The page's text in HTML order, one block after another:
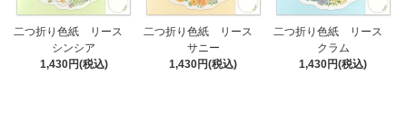
二つ折り色紙 リース
シンシア
1,430円(税込)
二つ折り色紙 リース
サニー
1,430円(税込)
二つ折り色紙 リース
クラム
1,430円(税込)